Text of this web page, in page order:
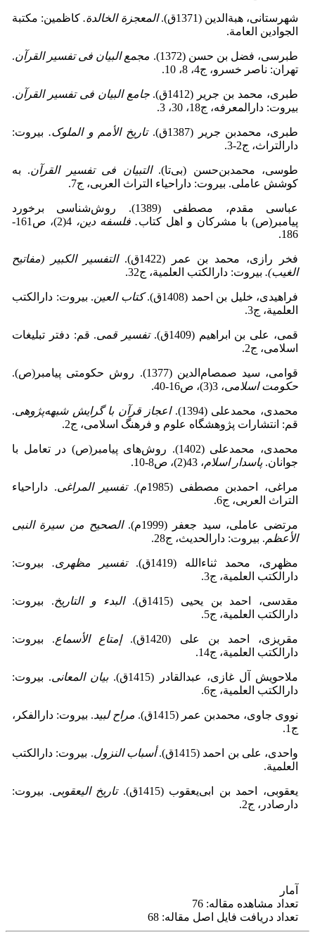
شهرستانی، هبة‌الدین (1371ق). المعجزة الخالدة.کاظمین: مکتبة
الجوادین العامة.
طبرسی، فضل بن حسن (1372). مجمع ‌البیان فی تفسیر القرآن.
تهران: ناصر خسرو، ج4، 8، 10.
طبری، محمد بن جریر (1412ق). جامع البیان فی تفسیر القرآن.
بیروت: دارالمعرفه، ج18، 30، 3.
طبری، محمدبن جریر (1387ق). تاریخ الأمم و الملوک. بیروت:
دارالتراث، ج2-3.
طوسی، محمدبن‌حسن (بی‌تا).التبیان فی تفسیر القرآن. به
کوشش عاملی. بیروت: داراحیاء التراث العربی، ج7.
عباسی مقدم، مصطفی (1389). روش‌شناسی برخورد
پیامبر(ص) با مشرکان و اهل کتاب. فلسفه دین،
4(2)، ص161-
186.
فخر رازی، محمد بن عمر (1422ق).
التفسیر الکبیر (مفاتیح
الغیب). بیروت: دارالکتب العلمیة، ج32.
فراهیدی، خلیل بن احمد (1408ق). کتاب العین. بیروت: دارالکتب
العلمیة، ج3.
قمی، علی بن ابراهیم (1409ق). تفسیر قمی. قم: دفتر تبلیغات
اسلامی، ج2.
قوامی، سید صمصام‌الدین (1377). روش حکومتی پیامبر(ص).
حکومت اسلامی، 3(3)، ص16-40.
محمدی، محمدعلی (1394). اعجاز قرآن با گرایش شبهه‌پژوهی.
قم: انتشارات پژوهشگاه علوم و فرهنگ اسلامی، ج2.
محمدی، محمدعلی (1402). روش‌های پیامبر(ص) در تعامل با
جوانان.پاسدار اسلام، 43(2)، ص8-10.
مراغی، احمدبن‌ مصطفی (1985م). تفسیر المراغی. داراحیاء
التراث العربی، ج6.
مرتضی عاملی، سید جعفر (1999م).
الصحیح من سیرة النبی
الأعظم. بیروت: دارالحدیث، ج28.
مظهری، محمد ثناءالله (1419ق). تفسیر مظهری. بیروت:
دارالکتب العلمیة، ج3.
مقدسی، احمد بن یحیی (1415ق). البدء و التاریخ. بیروت:
دارالکتب العلمیة، ج5.
مقریزی، احمد بن علی (1420ق). إمتاع الأسماع. بیروت:
دارالکتب العلمیة، ج14.
ملاحویش آل غازی، عبدالقادر (1415ق). بیان المعانی. بیروت:
دارالکتب العلمیة، ج6.
نووی جاوی، محمدبن ‌عمر (1415ق). مراح لبید. بیروت: دارالفکر،
ج1.
واحدی، علی بن احمد (1415ق). أسباب النزول. بیروت: دارالکتب
العلمیة.
یعقوبی، احمد بن ابی‌یعقوب (1415ق). تاریخ الیعقوبی. بیروت:
دارصادر، ج2.
آمار
تعداد مشاهده مقاله: 76
تعداد دریافت فایل اصل مقاله: 68